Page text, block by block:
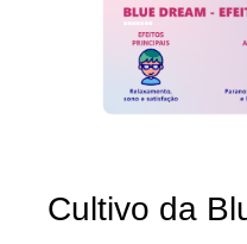
Cultivo da